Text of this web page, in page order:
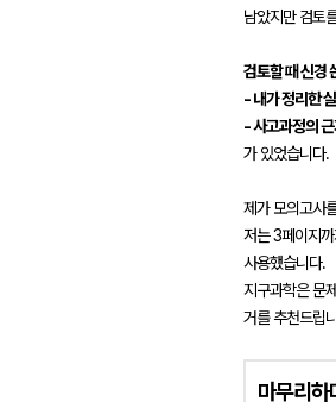
남았지만 검토
검토할 때 신경
- 내가 정리한
- 사고과정의
가 있었습니다.
제가 모의고사
저는 3페이지
사용했습니다.
지구과학은 문
거를 추천드립
마무리하